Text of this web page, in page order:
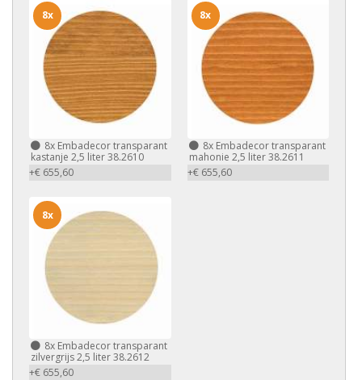
8x Embadecor transparant
kastanje 2,5 liter 38.2610
+€ 655,60
8x
8xEmbadecor transparant
mahonie 2,5 liter 38.2611
+€ 655,60
8x
8x Embadecor transparant
zilvergrijs 2,5 liter 38.2612
+€ 655,60
8x